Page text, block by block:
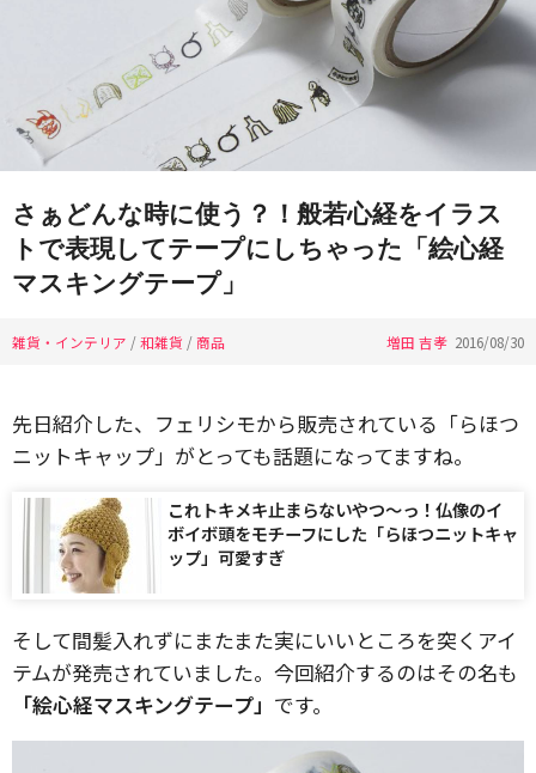
さぁどんな時に使う？！般若心経をイラス
トで表現してテープにしちゃった「絵心経
マスキングテープ」
雑貨・インテリア /和雑貨 /商品 増田 吉孝 2016/08/30
先日紹介した、フェリシモから販売されている「らほつ
ニットキャップ」がとっても話題になってますね。
これトキメキ止まらないやつ〜っ！仏像のイ
ボイボ頭をモチーフにした「らほつニットキャ
ップ」可愛すぎ
そして間髪入れずにまたまた実にいいところを突くアイ
テムが発売されていました。今回紹介するのはその名も
「絵心経マスキングテープ」 です。